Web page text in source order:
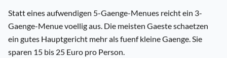
Statt eines aufwendigen 5-Gaenge-Menues reicht ein 3-
Gaenge-Menue voellig aus. Die meisten Gaeste schaetzen
ein gutes Hauptgericht mehr als fuenf kleine Gaenge. Sie
sparen 15 bis 25 Euro pro Person.